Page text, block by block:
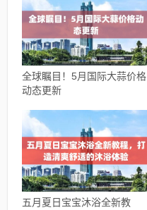
全球瞩目！5月国际大蒜价格
动态更新
五月夏日宝宝沐浴全新教